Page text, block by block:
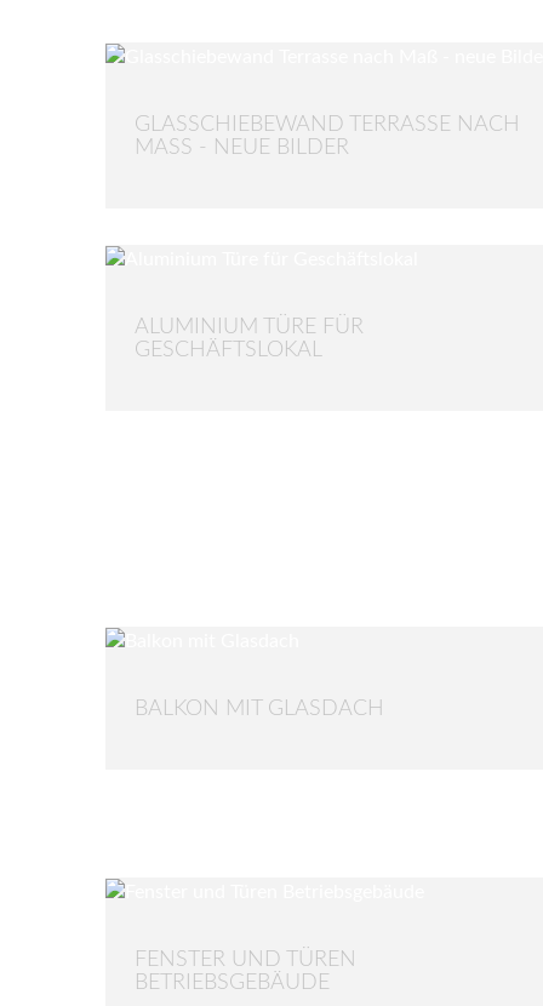
GLASSCHIEBEWAND TERRASSE NACH
MASS - NEUE BILDER
ALUMINIUM TÜRE FÜR
GESCHÄFTSLOKAL
BALKON MIT GLASDACH
FENSTER UND TÜREN
BETRIEBSGEBÄUDE